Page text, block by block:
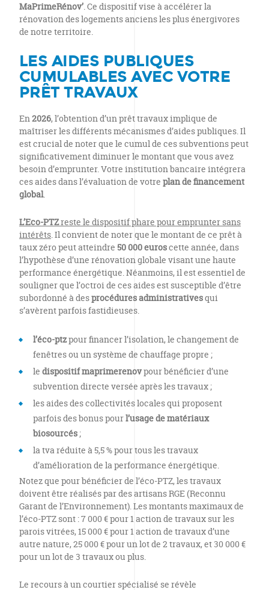
MaPrimeRénov’. Ce dispositif vise à accélérer la
rénovation des logements anciens les plus énergivores
de notre territoire.
LES AIDES PUBLIQUES
CUMULABLES AVEC VOTRE
PRÊT TRAVAUX
En2026, l’obtention d’un prêt travaux implique de
maîtriser les différents mécanismes d’aides publiques. Il
est crucial de noter que le cumul de ces subventions peut
significativement diminuer le montant que vous avez
besoin d’emprunter. Votre institution bancaire intégrera
ces aides dans l’évaluation de votre plan de financement
global.
L’Eco-PTZreste le dispositif phare pour emprunter sans
intérêts. Il convient de noter que le montant de ce prêt à
taux zéro peut atteindre 50 000 euroscette année, dans
l’hypothèse d’une rénovation globale visant une haute
performance énergétique. Néanmoins, il est essentiel de
souligner que l’octroi de ces aides est susceptible d’être
subordonné à desprocédures administrativesqui
s’avèrent parfois fastidieuses.
l’éco-ptzpour financer l’isolation, le changement de
fenêtres ou un système de chauffage propre ;
le dispositif maprimerenovpour bénéficier d’une
subvention directe versée après les travaux ;
les aides des collectivités locales qui proposent
parfois des bonus pourl’usage de matériaux
biosourcés ;
la tva réduite à 5,5 % pour tous les travaux
d’amélioration de la performance énergétique.
Notez que pour bénéficier de l’éco-PTZ, les travaux
doivent être réalisés par des artisans RGE (Reconnu
Garant de l’Environnement). Les montants maximaux de
l’éco-PTZ sont : 7 000 € pour 1 action de travaux sur les
parois vitrées, 15 000 € pour 1 action de travaux d’une
autre nature, 25 000 € pour un lot de 2 travaux, et 30 000 €
pour un lot de 3 travaux ou plus.
Le recours à un courtier spécialisé se révèle